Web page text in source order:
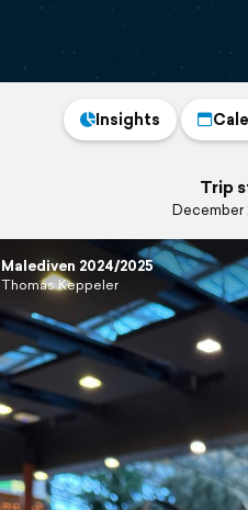
Insights
Trip
December
Malediven 2024/2025
Thomas Keppeler